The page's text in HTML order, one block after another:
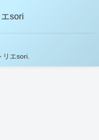
sori
リエsori.